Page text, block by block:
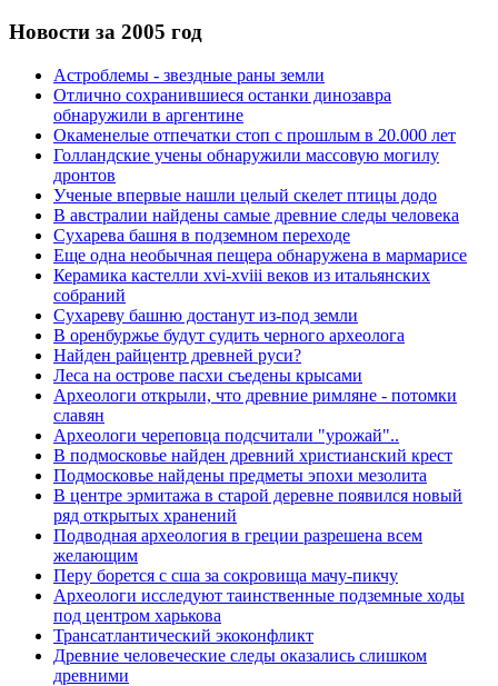
Новости за 2005 год
Астроблемы - звездные раны земли
Отлично сохранившиеся останки динозавра
обнаружили в аргентине
Окаменелые отпечатки стоп с прошлым в 20.000 лет
Голландские учены обнаружили массовую могилу
дронтов
Ученые впервые нашли целый скелет птицы додо
В австралии найдены самые древние следы человека
Сухарева башня в подземном переходе
Еще одна необычная пещера обнаружена в мармарисе
Керамика кастелли xvi-xviii веков из итальянских
собраний
Сухареву башню достанут из-под земли
В оренбуржье будут судить черного археолога
Найден райцентр древней руси?
Леса на острове пасхи съедены крысами
Археологи открыли, что древние римляне - потомки
славян
Археологи череповца подсчитали "урожай"..
В подмосковье найден древний христианский крест
Подмосковье найдены предметы эпохи мезолита
В центре эрмитажа в старой деревне появился новый
ряд открытых хранений
Подводная археология в греции разрешена всем
желающим
Перу борется с сша за сокровища мачу-пикчу
Археологи исследуют таинственные подземные ходы
под центром харькова
Трансатлантический экоконфликт
Древние человеческие следы оказались слишком
древними